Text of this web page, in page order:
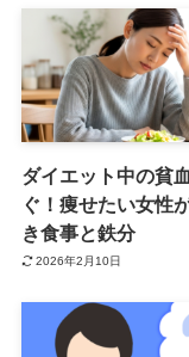
ダイエット中の貧
ぐ！痩せたい女性
き食事と鉄分
2026年2月10日